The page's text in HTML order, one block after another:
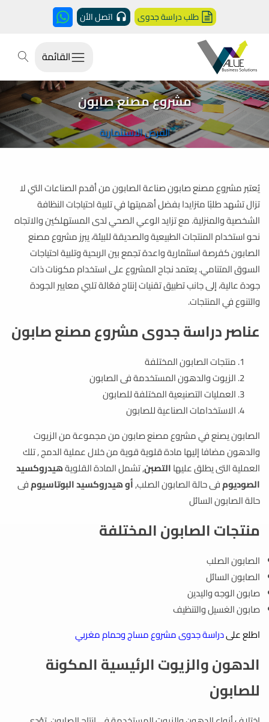
طلب دراسة جدوى اتصل الأن
القائمة
مشروع مصنع صابون
الفرص الاستثمارية
يُعتبر مشروع مصنع صابون صناعة الصابون من أقدم الصناعات التي لا
تزال تشهد طلبًا متزايدا بفضل أهميتها في تلبية احتياجات النظافة
الشخصية والمنزلية. مع تزايد الوعي الصحي لدى المستهلكين والاتجاه
نحو استخدام المنتجات الطبيعية والصديقة للبيئة، يبرز مشروع مصنع
الصابون كفرصة استثمارية واعدة تجمع بين الربحية وتلبية احتياجات
السوق المتنامي. يعتمد نجاح المشروع على استخدام مكونات ذات
جودة عالية، إلى جانب تطبيق تقنيات إنتاج فعّالة تلبي معايير الجودة
والتنوع في المنتجات.
عناصر دراسة جدوى مشروع مصنع صابون
منتجات الصابون المختلفة
الزيوت والدهون المستخدمة فى الصابون
العمليات التصنيعية المختلفة للصابون
الاستخدامات الصناعية للصابون
الصابون يصنع في مشروع مصنع صابون من مجموعة من الزيوت
والدهون مضافا إليها مادة قلوية قوية من خلال عملية الدمج , تلك
العملية التى يطلق عليهاالتصبن, تشمل المادة القلويةهيدروكسيد
الصوديومفى حالة الصابون الصلب,أو هيدروكسيد البوتاسيومفى
حالة الصابون السائل
منتجات الصابون المختلفة
الصابون الصلب
الصابون السائل
صابون الوجه واليدين
صابون الغسيل والتنظيف
اطلع علىدراسة جدوى مشروع مساج وحمام مغربي
الدهون والزيوت الرئيسية المكونة
للصابون